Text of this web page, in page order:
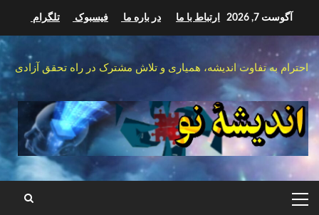
content
آگوست 7, 2026 ارتباط با ما در باره ما فیسبوک تلگرام
احترام به تفاوت اندیشه، همیاری و تلاش مشترک در راه تحقق آزادی
PRIMARY